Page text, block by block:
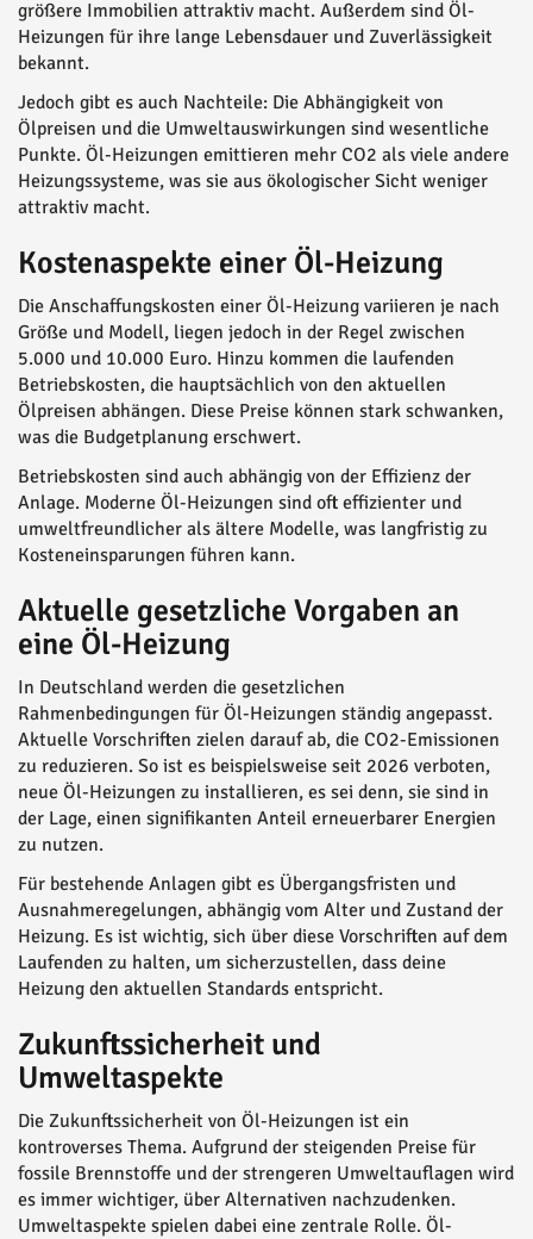
größere Immobilien attraktiv macht. Außerdem sind Öl-
Heizungen für ihre lange Lebensdauer und Zuverlässigkeit
bekannt.
Jedoch gibt es auch Nachteile: Die Abhängigkeit von
Ölpreisen und die Umweltauswirkungen sind wesentliche
Punkte. Öl-Heizungen emittieren mehr CO2 als viele andere
Heizungssysteme, was sie aus ökologischer Sicht weniger
attraktiv macht.
Kostenaspekte einer Öl-Heizung
Die Anschaffungskosten einer Öl-Heizung variieren je nach
Größe und Modell, liegen jedoch in der Regel zwischen
5.000 und 10.000 Euro. Hinzu kommen die laufenden
Betriebskosten, die hauptsächlich von den aktuellen
Ölpreisen abhängen. Diese Preise können stark schwanken,
was die Budgetplanung erschwert.
Betriebskosten sind auch abhängig von der Effizienz der
Anlage. Moderne Öl-Heizungen sind oft effizienter und
umweltfreundlicher als ältere Modelle, was langfristig zu
Kosteneinsparungen führen kann.
Aktuelle gesetzliche Vorgaben an
eine Öl-Heizung
In Deutschland werden die gesetzlichen
Rahmenbedingungen für Öl-Heizungen ständig angepasst.
Aktuelle Vorschriften zielen darauf ab, die CO2-Emissionen
zu reduzieren. So ist es beispielsweise seit 2026 verboten,
neue Öl-Heizungen zu installieren, es sei denn, sie sind in
der Lage, einen signifikanten Anteil erneuerbarer Energien
zu nutzen.
Für bestehende Anlagen gibt es Übergangsfristen und
Ausnahmeregelungen, abhängig vom Alter und Zustand der
Heizung. Es ist wichtig, sich über diese Vorschriften auf dem
Laufenden zu halten, um sicherzustellen, dass deine
Heizung den aktuellen Standards entspricht.
Zukunftssicherheit und
Umweltaspekte
Die Zukunftssicherheit von Öl-Heizungen ist ein
kontroverses Thema. Aufgrund der steigenden Preise für
fossile Brennstoffe und der strengeren Umweltauflagen wird
es immer wichtiger, über Alternativen nachzudenken.
Umweltaspekte spielen dabei eine zentrale Rolle. Öl-